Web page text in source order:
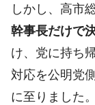
しかし、高市
幹事長だけで
け、党に持ち
対応を公明党
に至りました。